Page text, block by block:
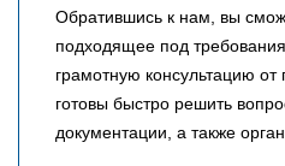
Обратившись к нам, вы
подходящее под
грамотную консультацию
готовы быстро решить
документации, а также